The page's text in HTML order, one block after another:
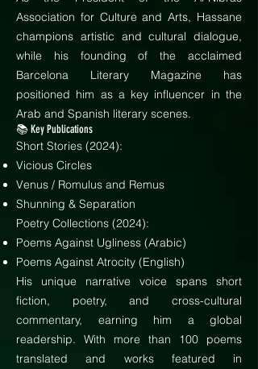
Association for Culture and Arts, Hassane
champions artistic and cultural dialogue,
while his founding of the acclaimed
Barcelona Literary Magazine has
positioned him as a key influencer in the
Arab and Spanish literary scenes.
📚 Key Publications
Short Stories (2024):
Vicious Circles
Venus / Romulus and Remus
Shunning & Separation
Poetry Collections (2024):
Poems Against Ugliness (Arabic)
Poems Against Atrocity (English)
His unique narrative voice spans short
fiction, poetry, and cross-cultural
commentary, earning him a global
readership. With more than 100 poems
translated and works featured in